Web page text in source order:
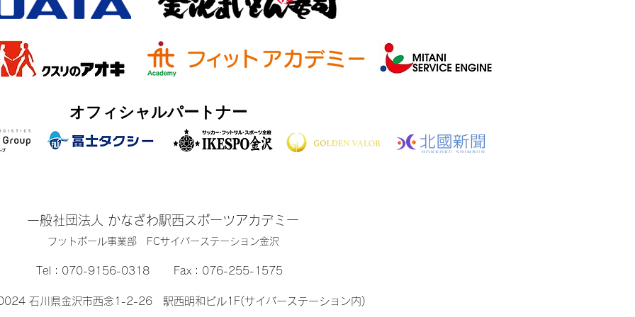
オフィシャルパートナー
一般社団法人 かなざわ駅西スポーツアカデミー
​フットボール事業部 FCサイバーステーション金沢
Tel： 070-9156-0318 Fax：076-255-1575
石川県金沢市西念1-2-26 駅西明和ビル1F(サイバーステーション内)